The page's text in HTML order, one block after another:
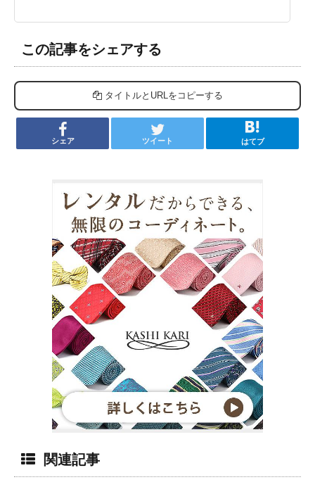
この記事をシェアする
タイトルとURLをコピーする
シェア ツイート はてブ
関連記事